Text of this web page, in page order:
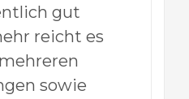
gut
reicht es
sowie